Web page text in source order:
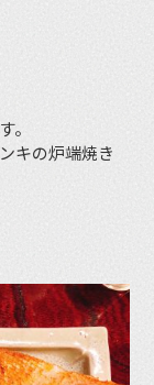
。
キの炉端焼き